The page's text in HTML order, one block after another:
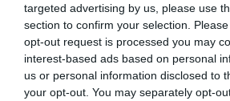
targeted advertising by us, please use
section to confirm your selection.
opt-out request is processed you may
interest-based ads based on personal
us or personal information disclosed to
your opt-out. You may separately opt-
A járat nem tudott felszállni, mert
kísérő hiányzott, túl kevesen
tagjai. Egy utas, aki korábban
átvette a munkát, és a járat